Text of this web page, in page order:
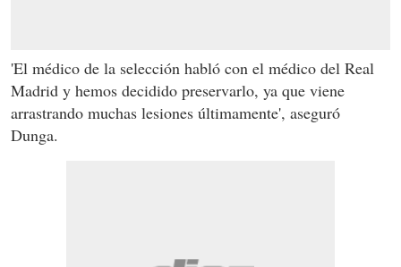
'El médico de la selección habló con el médico del Real
Madrid y hemos decidido preservarlo, ya que viene
arrastrando muchas lesiones últimamente', aseguró
Dunga.